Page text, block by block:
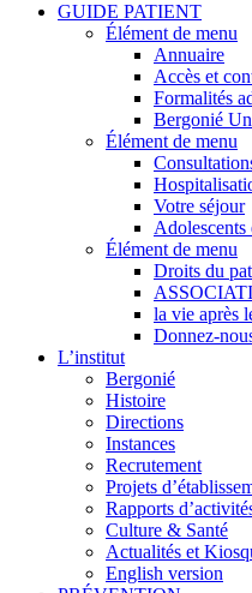
GUIDE PATIENT
Élément de menu
Annuaire
Accès et
Formalités
Bergonié
Élément de menu
Votre séjour
Adolescents
Élément de menu
Droits du
la vie après
Donnez-
L’institut
Bergonié
Histoire
Directions
Instances
Recrutement
Projets
Rapports
Culture & Santé
Actualités et
English version